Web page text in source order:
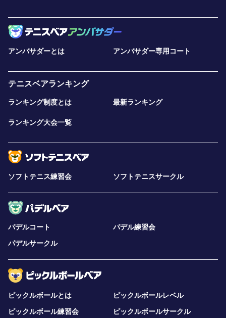
アンバサダーとは アンバサダー専用コート
テニスベアランキング
ランキング制度とは 最新ランキング
ランキング大会一覧
ソフトテニス練習会 ソフトテニスサークル
パデルコート
パデル練習会
パデルサークル
ピックルボールとは
ピックルボールレベル
ピックルボール練習会
ピックルボールサークル